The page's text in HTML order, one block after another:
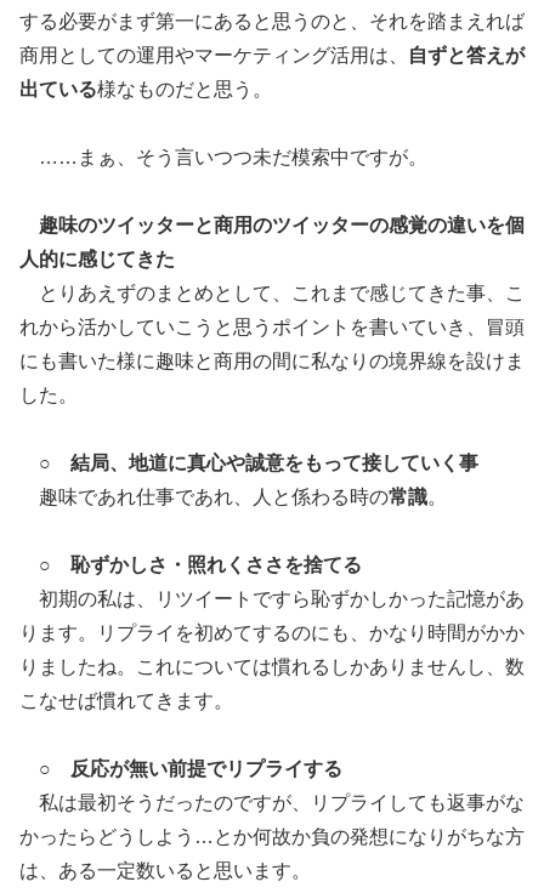
する必要がまず第一にあると思うのと、それを踏まえれば
商用としての運用やマーケティング活用は、
自ずと答えが
出ている様なものだと思う。
……まぁ、そう言いつつ未だ模索中ですが。
趣味のツイッターと商用のツイッターの感覚の違いを個
人的に感じてきた
とりあえずのまとめとして、これまで感じてきた事、こ
れから活かしていこうと思うポイントを書いていき、冒頭
にも書いた様に趣味と商用の間に私なりの境界線を設けま
した。
○ 結局、地道に真心や誠意をもって接していく事
趣味であれ仕事であれ、人と係わる時の常識。
○ 恥ずかしさ・照れくささを捨てる
初期の私は、リツイートですら恥ずかしかった記憶があ
ります。リプライを初めてするのにも、かなり時間がかか
りましたね。これについては慣れるしかありませんし、数
こなせば慣れてきます。
○
反応が無い前提でリプライする
私は最初そうだったのですが、リプライしても返事がな
かったらどうしよう…とか何故か負の発想になりがちな方
は、ある一定数いると思います。